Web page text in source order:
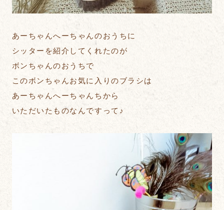
あーちゃんへーちゃんのおうちに
シッターを紹介してくれたのが
ボンちゃんのおうちで
このボンちゃんお気に入りのブラシは
あーちゃんへーちゃんちから
いただいたものなんですって♪